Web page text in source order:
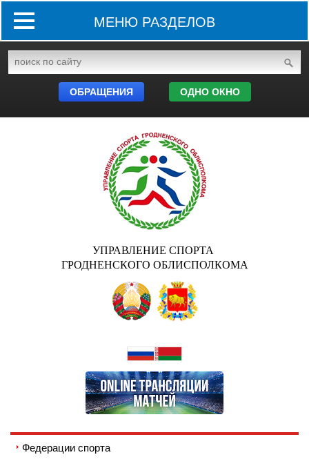
МЕНЮ РАЗДЕЛОВ
ОБРАЩЕНИЯ ОДНО ОКНО
УПРАВЛЕНИЕ СПОРТА
ГРОДНЕНСКОГО ОБЛИСПОЛКОМА
Федерации спорта